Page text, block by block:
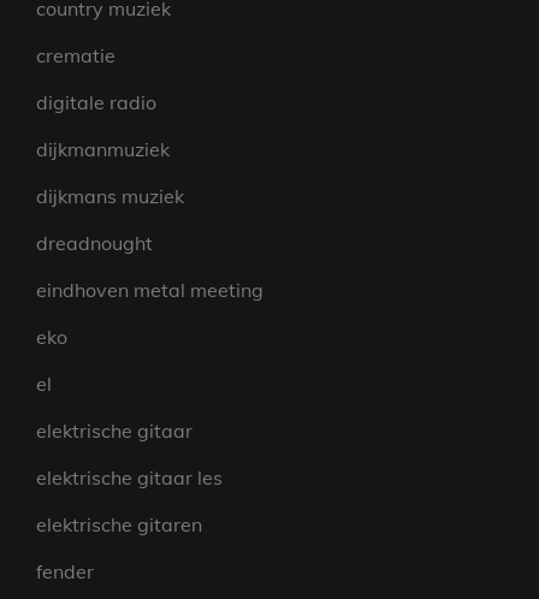
country muziek
crematie
digitale radio
dijkmanmuziek
dijkmans muziek
dreadnought
eindhoven metal meeting
eko
el
elektrische gitaar
elektrische gitaar les
elektrische gitaren
fender